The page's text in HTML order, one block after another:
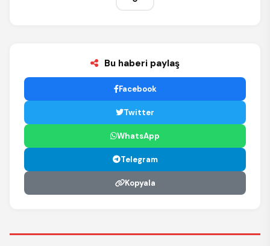
Bu haberi paylaş
Facebook
Twitter
WhatsApp
Telegram
Kopyala